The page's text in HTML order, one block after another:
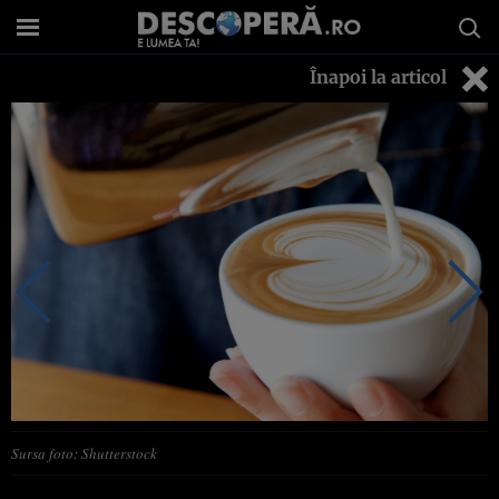
Înapoi la articol
Sursa foto: Shutterstock